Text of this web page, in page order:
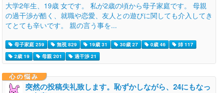
大学2年生、19歳 女です。 私が2歳の頃から母子家庭です。 母親
の過干渉が酷く、就職や恋愛、友人との遊びに関しても介入してき
てとても辛いです。 親の言う事を...
母子家庭 259 無視 829 19歳 31 30歳 27 0歳 46
姉 117
2歳 19
母親 201 過干渉 21
心の悩み
突然の投稿失礼致します。恥ずかしながら、24にもなっ